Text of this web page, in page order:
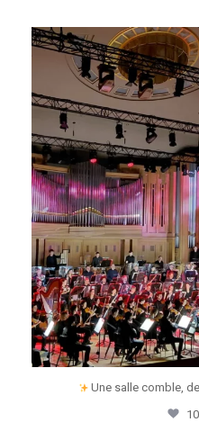
Une salle comble,
10